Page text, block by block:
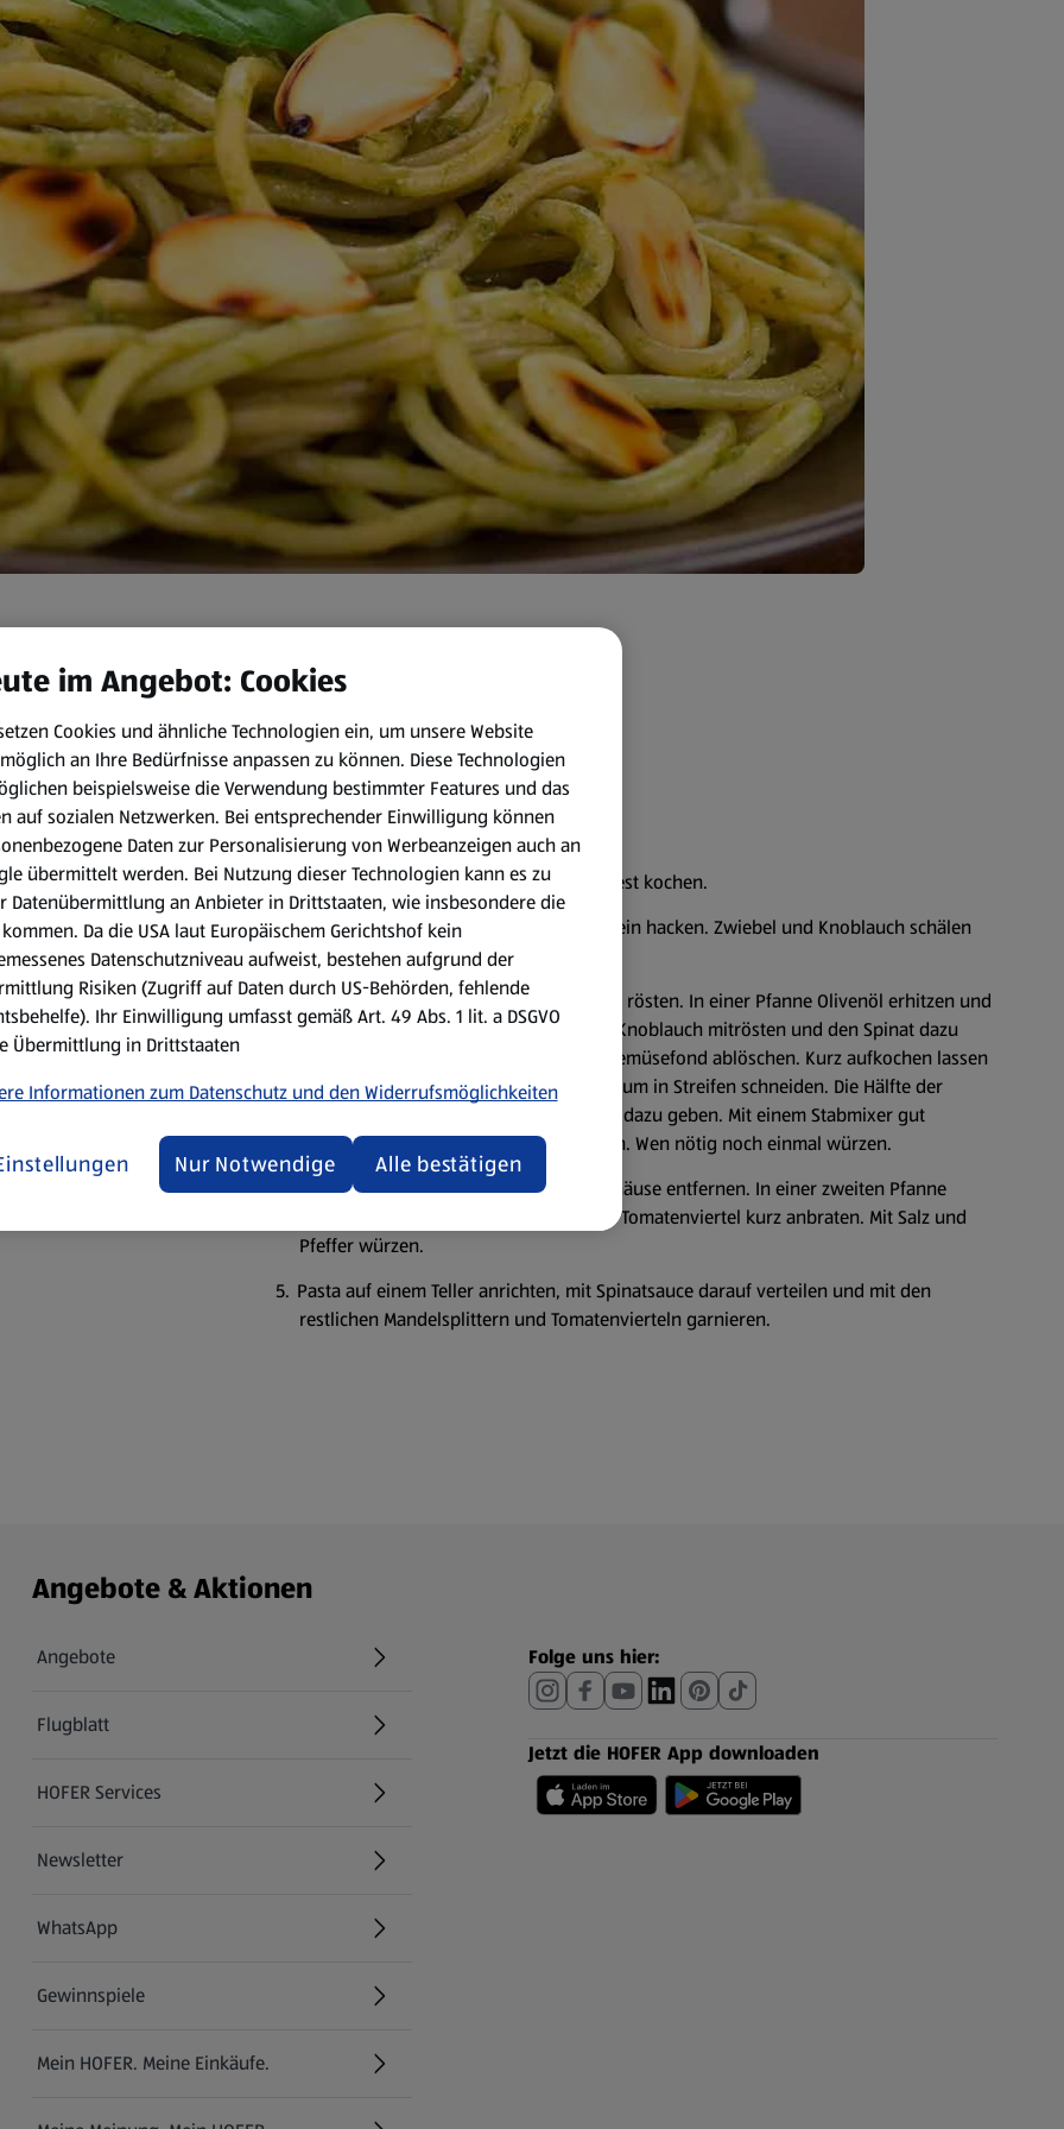
Sojasauce. Probiere sie gleich aus!
min
Zubereitungsart:
Die Nudeln in reichlich Salzwasser bissfest kochen.
Spinat auftauen und gut auspressen. Klein hacken. Zwiebel und Knoblauch schälen
und in kleine Würfel schneiden.
Mandelsplitter ohne Fett in einer Pfanne rösten. In einer Pfanne Olivenöl erhitzen und
die Zwiebelstücke gut rösten. Nun den Knoblauch mitrösten und den Spinat dazu
geben. Sofort mit Weißwein und dem Gemüsefond ablöschen. Kurz aufkochen lassen
und mit Salz und Pfeffer würzen. Basilikum in Streifen schneiden. Die Hälfte der
Mandeln und den Basilikum zum Spinat dazu geben. Mit einem Stabmixer gut
pürieren und den Soja-Drink dazugeben. Wen nötig noch einmal würzen.
Kirschtomaten vierteln und das Kerngehäuse entfernen. In einer zweiten Pfanne
wieder etwas Olivenöl erhitzen und die Tomatenviertel kurz anbraten. Mit Salz und
Pfeffer würzen.
Pasta auf einem Teller anrichten, mit Spinatsauce darauf verteilen und mit den
restlichen Mandelsplittern und Tomatenvierteln garnieren.
Angebote & Aktionen
Angebote
Flugblatt
HOFER Services
Newsletter
WhatsApp
Gewinnspiele
Mein HOFER. Meine Einkäufe.
Folge uns hier:
Jetzt die HOFER App downloaden
im Angebot: Cookies
Cookies und ähnliche Technologien ein, um unsere Website
an Ihre Bedürfnisse anpassen zu können. Diese Technologien
beispielsweise die Verwendung bestimmter Features und das
auf sozialen Netzwerken. Bei entsprechender Einwilligung können
Daten zur Personalisierung von Werbeanzeigen auch an
übermittelt werden. Bei Nutzung dieser Technologien kann es zu
Datenübermittlung an Anbieter in Drittstaaten, wie insbesondere die
kommen. Da die USA laut Europäischem Gerichtshof kein
Datenschutzniveau aufweist, bestehen aufgrund der
Risiken (Zugriff auf Daten durch US-Behörden, fehlende
Ihr Einwilligung umfasst gemäß Art. 49 Abs. 1 lit. a DSGVO
Übermittlung in Drittstaaten
Informationen zum Datenschutz und den Widerrufsmöglichkeiten
Nur Notwendige Alle bestätigen